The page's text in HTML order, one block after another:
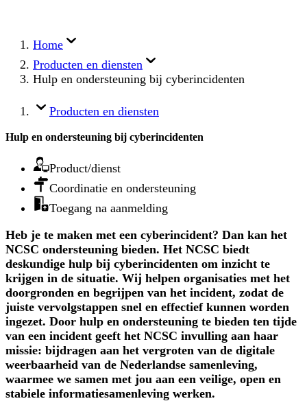
Home
Producten en diensten
Hulp en ondersteuning bij cyberincidenten
Producten en diensten
Hulp en ondersteuning bij cyberincidenten
Product/dienst
Coordinatie en ondersteuning
Toegang na aanmelding
Heb je te maken met een cyberincident? Dan kan het
NCSC ondersteuning bieden. Het NCSC biedt
deskundige hulp bij cyberincidenten om inzicht te
krijgen in de situatie. Wij helpen organisaties met het
doorgronden en begrijpen van het incident, zodat de
juiste vervolgstappen snel en effectief kunnen worden
ingezet. Door hulp en ondersteuning te bieden ten tijde
van een incident geeft het NCSC invulling aan haar
missie: bijdragen aan het vergroten van de digitale
weerbaarheid van de Nederlandse samenleving,
waarmee we samen met jou aan een veilige, open en
stabiele informatiesamenleving werken.